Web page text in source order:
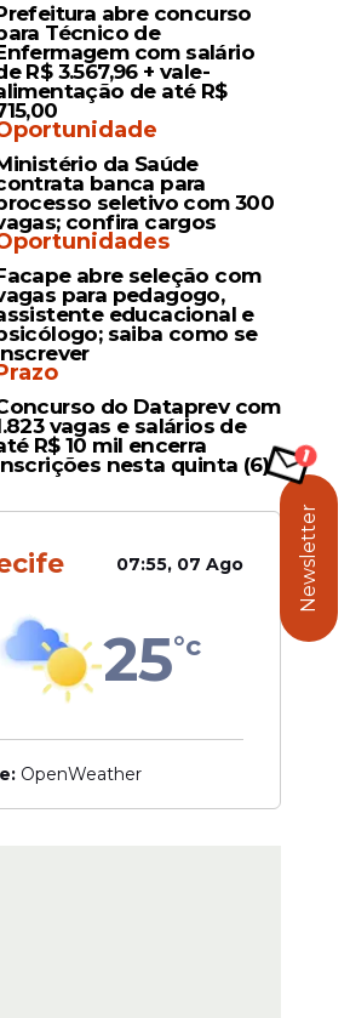
abre concurso
Técnico de
com salário
R$ 3.567,96 + vale-
de até R$
da Saúde
banca para
seletivo com 300
confira cargos
abre seleção com
para pedagogo,
educacional e
saiba como se
do Dataprev com
vagas e salários de
R$ 10 mil encerra
nesta quinta (6)
07:55, 07 Ago
25°c
OpenWeather
Newsletter